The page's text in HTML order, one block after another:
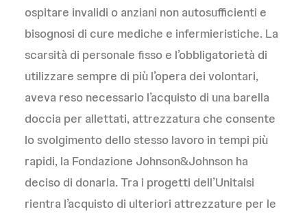
ospitare invalidi o anziani non autosufficienti e
bisognosi di cure mediche e infermieristiche. La
scarsità di personale fisso e l’obbligatorietà di
utilizzare sempre di più l’opera dei volontari,
aveva reso necessario l’acquisto di una barella
doccia per allettati, attrezzatura che consente
lo svolgimento dello stesso lavoro in tempi più
rapidi, la Fondazione Johnson&Johnson ha
deciso di donarla. Tra i progetti dell’Unitalsi
rientra l’acquisto di ulteriori attrezzature per le